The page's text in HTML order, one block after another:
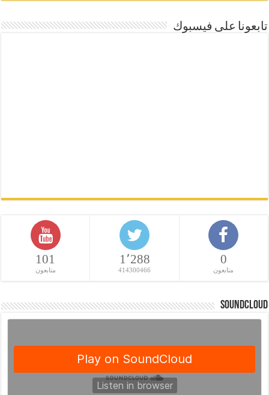
تابعونا على فيسبوك
0
متابعون
1٬288
414300466
101
متابعون
SoundCloud